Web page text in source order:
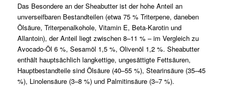
Das Besondere an der Sheabutter ist der hohe Anteil an
unverseifbaren Bestandteilen (etwa 75 % Triterpene, daneben
Ölsäure, Triterpenalkohole, Vitamin E, Beta-Karotin und
Allantoin), der Anteil liegt zwischen 8–11 % – im Vergleich zu
Avocado-Öl 6 %, Sesamöl 1,5 %, Olivenöl 1,2 %. Sheabutter
enthält hauptsächlich langkettige, ungesättigte Fettsäuren,
Hauptbestandteile sind Ölsäure (40–55 %), Stearinsäure (35–45
%), Linolensäure (3–8 %) und Palmitinsäure (3–7 %).